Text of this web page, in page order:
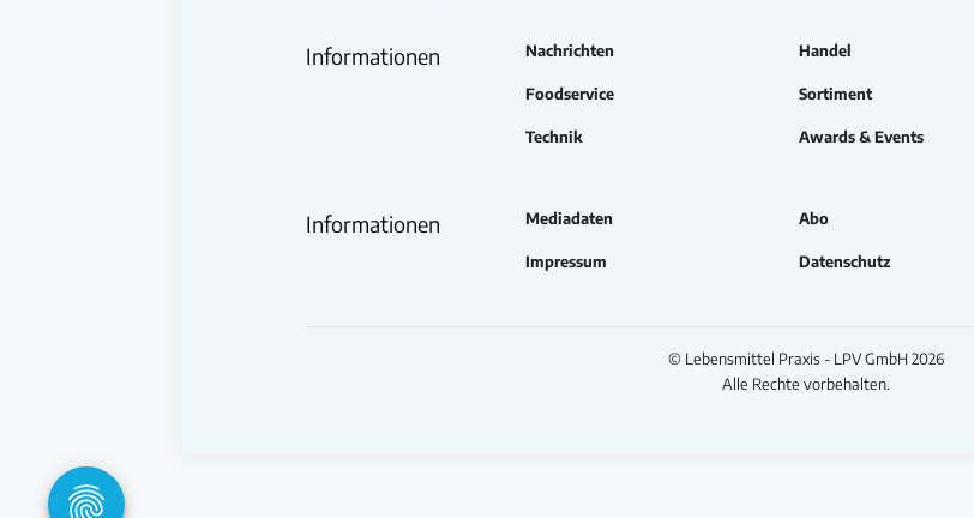
Informationen Nachrichten Handel
Foodservice Sortiment
Technik Awards & Events
Informationen Mediadaten Abo
Impressum Datenschutz
© Lebensmittel Praxis - LPV GmbH 2026
Alle Rechte vorbehalten.